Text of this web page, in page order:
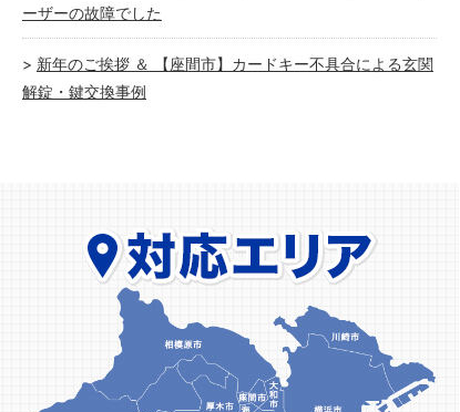
ーザーの故障でした
新年のご挨拶 ＆ 【座間市】カードキー不具合による玄関
解錠・鍵交換事例